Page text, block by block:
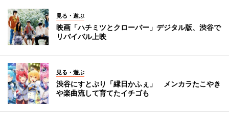
見る・遊ぶ
映画「ハチミツとクローバー」デジタル版、渋谷で
リバイバル上映
見る・遊ぶ
渋谷にすとぷり「縁日かふぇ」 メンカラたこやき
や楽曲流して育てたイチゴも